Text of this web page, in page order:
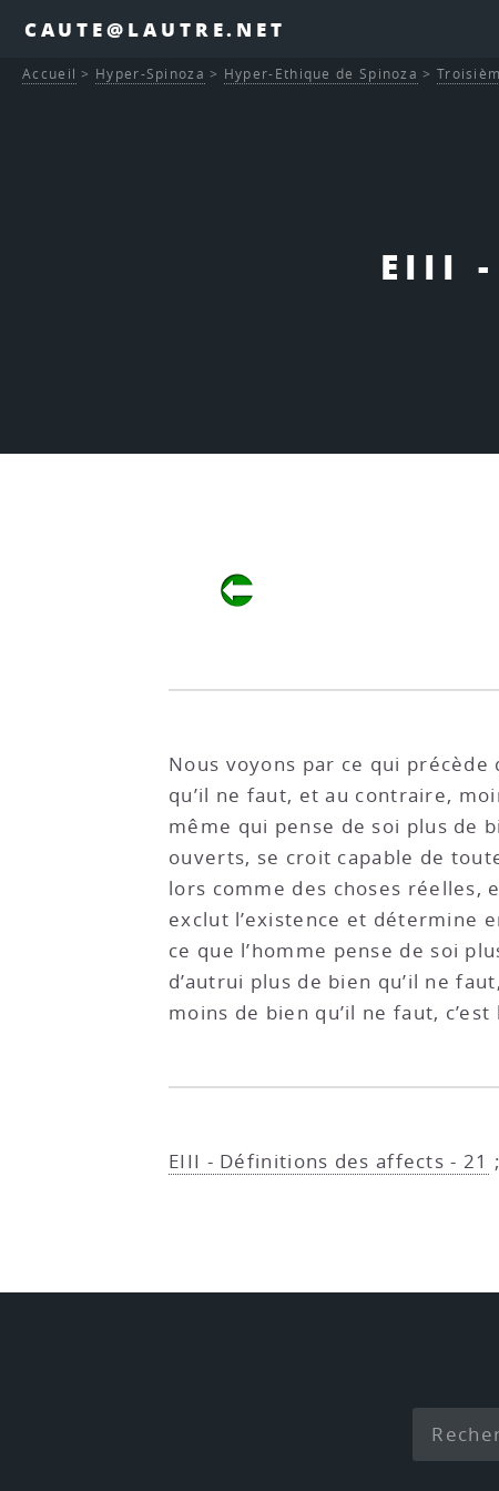
CAUTE@LAUTRE.NET
EIII -
Accueil > Hyper-Spinoza > Hyper-Ethique de Spinoza >
Nous voyons par ce qui précède
qu’il ne faut, et au contraire,
même qui pense de soi plus de
ouverts, se croit capable de
lors comme des choses réelles,
exclut l’existence et détermine
ce que l’homme pense de soi
d’autrui plus de bien qu’il ne
moins de bien qu’il ne faut,
EIII - Définitions des affects - 21 ;